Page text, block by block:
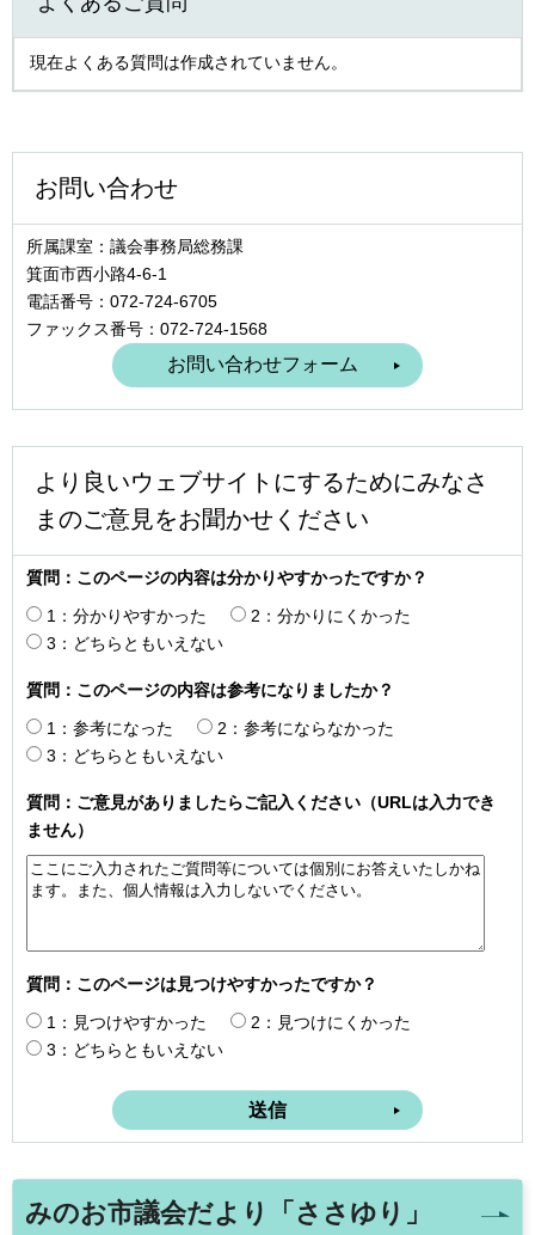
現在よくある質問は作成されていません。
お問い合わせ
所属課室：議会事務局総務課
箕面市西小路4‐6‐1
電話番号：072-724-6705
ファックス番号：072-724-1568
より良いウェブサイトにするためにみなさ
まのご意見をお聞かせください
質問：このページの内容は分かりやすかったですか？
1：分かりやすかった
2：分かりにくかった
3：どちらともいえない
質問：このページの内容は参考になりましたか？
1：参考になった
2：参考にならなかった
3：どちらともいえない
質問：ご意見がありましたらご記入ください（URLは入力でき
ません）
質問：このページは見つけやすかったですか？
1：見つけやすかった
2：見つけにくかった
3：どちらともいえない
みのお市議会だより「ささゆり」